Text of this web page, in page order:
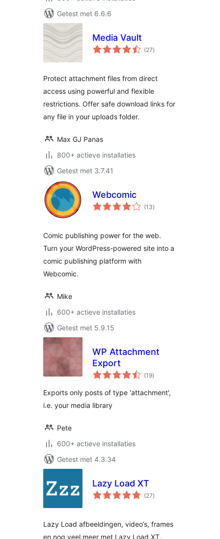
Getest met 6.6.6
Media Vault
(27totaal
waarderingen
)
Protect attachment files from direct
access using powerful and flexible
restrictions. Offer safe download links for
any file in your uploads folder.
Max GJ Panas
800+ actieve installaties
Getest met 3.7.41
Webcomic
(13totaal
waarderingen
)
Comic publishing power for the web.
Turn your WordPress-powered site into a
comic publishing platform with
Webcomic.
Mike
600+ actieve installaties
Getest met 5.9.15
WP Attachment
Export
(19totaal
waarderingen
)
Exports only posts of type 'attachment',
i.e. your media library
Pete
600+ actieve installaties
Getest met 4.3.34
Lazy Load XT
(27totaal
waarderingen
)
Lazy Load afbeeldingen, video’s, frames
en nog veel meer met Lazy Load XT.